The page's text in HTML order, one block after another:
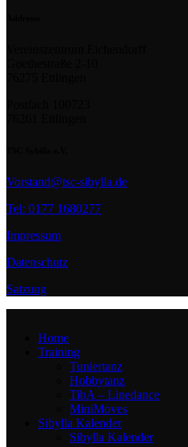
Vorstand@tsc-sibylla.de
Tel: 0177 1680277
Impressum
Datenschutz
Satzung
Home
Training
Tuniertanz
Hobbytanz
TibA – Linedance
MiniMoves
Sibylla Kalender
Sibylla Kalender